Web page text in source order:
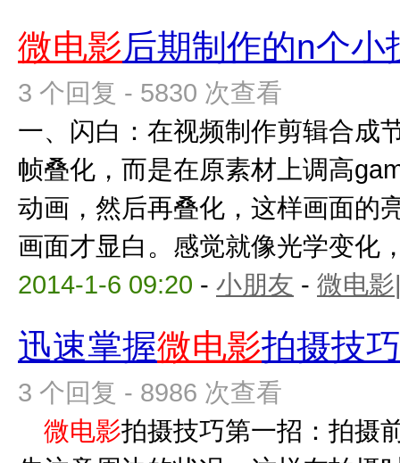
微电影后期制作的n个小
3 个回复 - 5830 次查看
一、闪白：在视频制作剪辑合成
帧叠化，而是在原素材上调高
动画，然后再叠化，这样画面的
画面才显白。感觉就像光学变化
2014-1-6 09:20 - 小朋友 - 微电
迅速掌握微电影拍摄技
3 个回复 - 8986 次查看
微电影拍摄技巧第一招：拍